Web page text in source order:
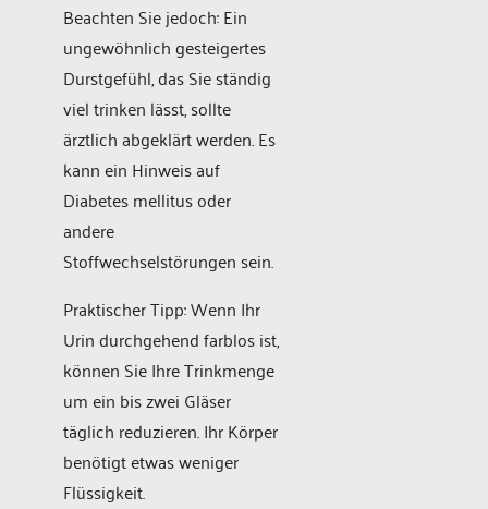
Beachten Sie jedoch: Ein
ungewöhnlich gesteigertes
Durstgefühl, das Sie ständig
viel trinken lässt, sollte
ärztlich abgeklärt werden. Es
kann ein Hinweis auf
Diabetes mellitus oder
andere
Stoffwechselstörungen sein.
Praktischer Tipp: Wenn Ihr
Urin durchgehend farblos ist,
können Sie Ihre Trinkmenge
um ein bis zwei Gläser
täglich reduzieren. Ihr Körper
benötigt etwas weniger
Flüssigkeit.